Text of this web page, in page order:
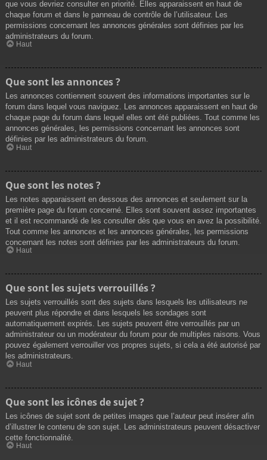
que vous devriez consulter en priorité. Elles apparaissent en haut de
chaque forum et dans le panneau de contrôle de l’utilisateur. Les
permissions concernant les annonces générales sont définies par les
administrateurs du forum.
Haut
Que sont les annonces ?
Les annonces contiennent souvent des informations importantes sur le
forum dans lequel vous naviguez. Les annonces apparaissent en haut de
chaque page du forum dans lequel elles ont été publiées. Tout comme les
annonces générales, les permissions concernant les annonces sont
définies par les administrateurs du forum.
Haut
Que sont les notes ?
Les notes apparaissent en dessous des annonces et seulement sur la
première page du forum concerné. Elles sont souvent assez importantes
et il est recommandé de les consulter dès que vous en avez la possibilité.
Tout comme les annonces et les annonces générales, les permissions
concernant les notes sont définies par les administrateurs du forum.
Haut
Que sont les sujets verrouillés ?
Les sujets verrouillés sont des sujets dans lesquels les utilisateurs ne
peuvent plus répondre et dans lesquels les sondages sont
automatiquement expirés. Les sujets peuvent être verrouillés par un
administrateur ou un modérateur du forum pour de multiples raisons. Vous
pouvez également verrouiller vos propres sujets, si cela a été autorisé par
les administrateurs.
Haut
Que sont les icônes de sujet ?
Les icônes de sujet sont de petites images que l’auteur peut insérer afin
d’illustrer le contenu de son sujet. Les administrateurs peuvent désactiver
cette fonctionnalité.
Haut